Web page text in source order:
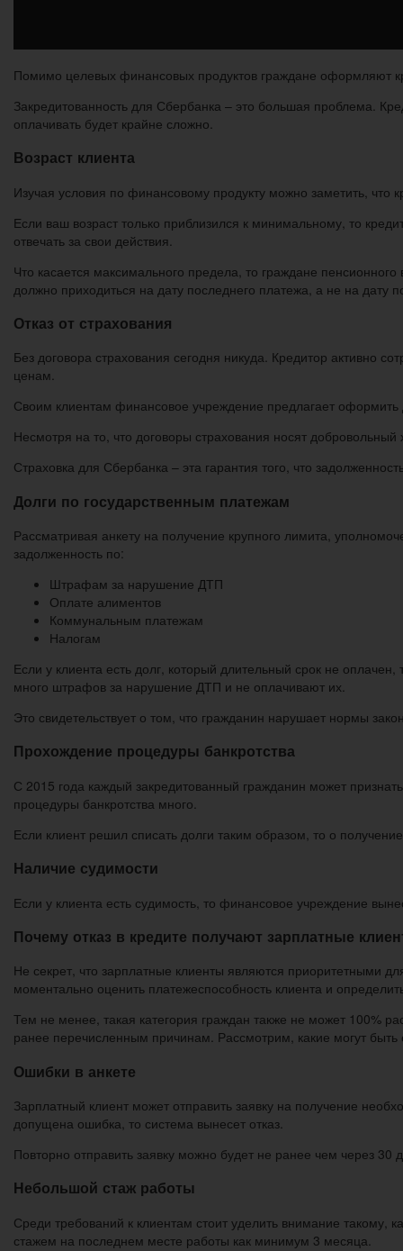
Помимо целевых финансовых продуктов граждане оформляют
Закредитованность для Сбербанка – это большая проблема.
оплачивать будет крайне сложно.
Возраст клиента
Изучая условия по финансовому продукту можно заметить,
Если ваш возраст только приблизился к минимальному, то
отвечать за свои действия.
Что касается максимального предела, то граждане
должно приходиться на дату последнего платежа, а не на дату
Отказ от страхования
Без договора страхования сегодня никуда. Кредитор активно
ценам.
Своим клиентам финансовое учреждение предлагает оформить
Несмотря на то, что договоры страхования носят
Страховка для Сбербанка – эта гарантия того, что
Долги по государственным платежам
Рассматривая анкету на получение крупного лимита,
задолженность по:
Штрафам за нарушение ДТП
Оплате алиментов
Коммунальным платежам
Налогам
Если у клиента есть долг, который длительный срок не
много штрафов за нарушение ДТП и не оплачивают их.
Это свидетельствует о том, что гражданин нарушает нормы
Прохождение процедуры банкротства
С 2015 года каждый закредитованный гражданин может
процедуры банкротства много.
Если клиент решил списать долги таким образом, то о
Наличие судимости
Если у клиента есть судимость, то финансовое учреждение
Почему отказ в кредите получают зарплатные
Не секрет, что зарплатные клиенты являются приоритетными
моментально оценить платежеспособность клиента и
Тем не менее, такая категория граждан также не может 100%
ранее перечисленным причинам. Рассмотрим, какие могут
Ошибки в анкете
Зарплатный клиент может отправить заявку на получение
допущена ошибка, то система вынесет отказ.
Повторно отправить заявку можно будет не ранее чем через 30
Небольшой стаж работы
Среди требований к клиентам стоит уделить внимание такому,
стажем на последнем месте работы как минимум 3 месяца.